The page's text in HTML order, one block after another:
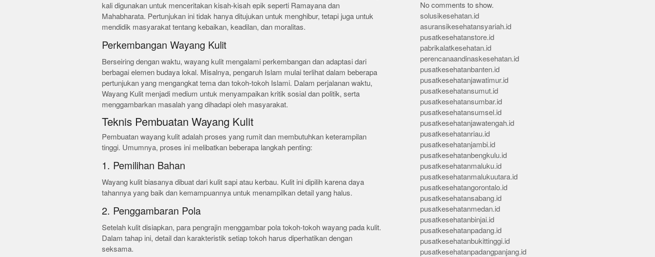
kali digunakan untuk menceritakan kisah-kisah epik seperti Ramayana dan
Mahabharata. Pertunjukan ini tidak hanya ditujukan untuk menghibur, tetapi juga untuk
mendidik masyarakat tentang kebaikan, keadilan, dan moralitas.
Perkembangan Wayang Kulit
Berseiring dengan waktu, wayang kulit mengalami perkembangan dan adaptasi dari
berbagai elemen budaya lokal. Misalnya, pengaruh Islam mulai terlihat dalam beberapa
pertunjukan yang mengangkat tema dan tokoh-tokoh Islami. Dalam perjalanan waktu,
Wayang Kulit menjadi medium untuk menyampaikan kritik sosial dan politik, serta
menggambarkan masalah yang dihadapi oleh masyarakat.
Teknis Pembuatan Wayang Kulit
Pembuatan wayang kulit adalah proses yang rumit dan membutuhkan keterampilan
tinggi. Umumnya, proses ini melibatkan beberapa langkah penting:
1. Pemilihan Bahan
Wayang kulit biasanya dibuat dari kulit sapi atau kerbau. Kulit ini dipilih karena daya
tahannya yang baik dan kemampuannya untuk menampilkan detail yang halus.
2. Penggambaran Pola
Setelah kulit disiapkan, para pengrajin menggambar pola tokoh-tokoh wayang pada kulit.
Dalam tahap ini, detail dan karakteristik setiap tokoh harus diperhatikan dengan
seksama.
No comments to show.
solusikesehatan.id
asuransikesehatansyariah.id
pusatkesehatanstore.id
pabrikalatkesehatan.id
perencanaandinaskesehatan.id
pusatkesehatanbanten.id
pusatkesehatanjawatimur.id
pusatkesehatansumut.id
pusatkesehatansumbar.id
pusatkesehatansumsel.id
pusatkesehatanjawatengah.id
pusatkesehatanriau.id
pusatkesehatanjambi.id
pusatkesehatanbengkulu.id
pusatkesehatanmaluku.id
pusatkesehatanmalukuutara.id
pusatkesehatangorontalo.id
pusatkesehatansabang.id
pusatkesehatanmedan.id
pusatkesehatanbinjai.id
pusatkesehatanpadang.id
pusatkesehatanbukittinggi.id
pusatkesehatanpadangpanjang.id